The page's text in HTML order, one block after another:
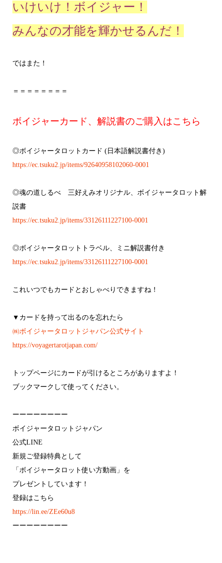
いけいけ！ボイジャー！
みんなの才能を輝かせるんだ！
ではまた！
＝＝＝＝＝＝＝＝
ボイジャーカード、解説書のご購入はこちら
◎ボイジャータロットカード (日本語解説書付き)
https://ec.tsuku2.jp/items/92640958102060-0001
◎魂の道しるべ 三好えみオリジナル、ボイジャータロット解
説書
https://ec.tsuku2.jp/items/33126111227100-0001
◎ボイジャータロットトラベル、ミニ解説書付き
https://ec.tsuku2.jp/items/33126111227100-0001
これいつでもカードとおしゃべりできますね！
▼カードを持って出るのを忘れたら
㈱ボイジャータロットジャパン公式サイト
https://voyagertarotjapan.com/
トップページにカードが引けるところがありますよ！
ブックマークして使ってください。
ーーーーーーーー
ボイジャータロットジャパン
公式LINE
⁡新規ご登録特典として
「ボイジャータロット使い方動画」を
プレゼントしています！
⁡登録はこちら
https://lin.ee/ZEe60u8
ーーーーーーーー